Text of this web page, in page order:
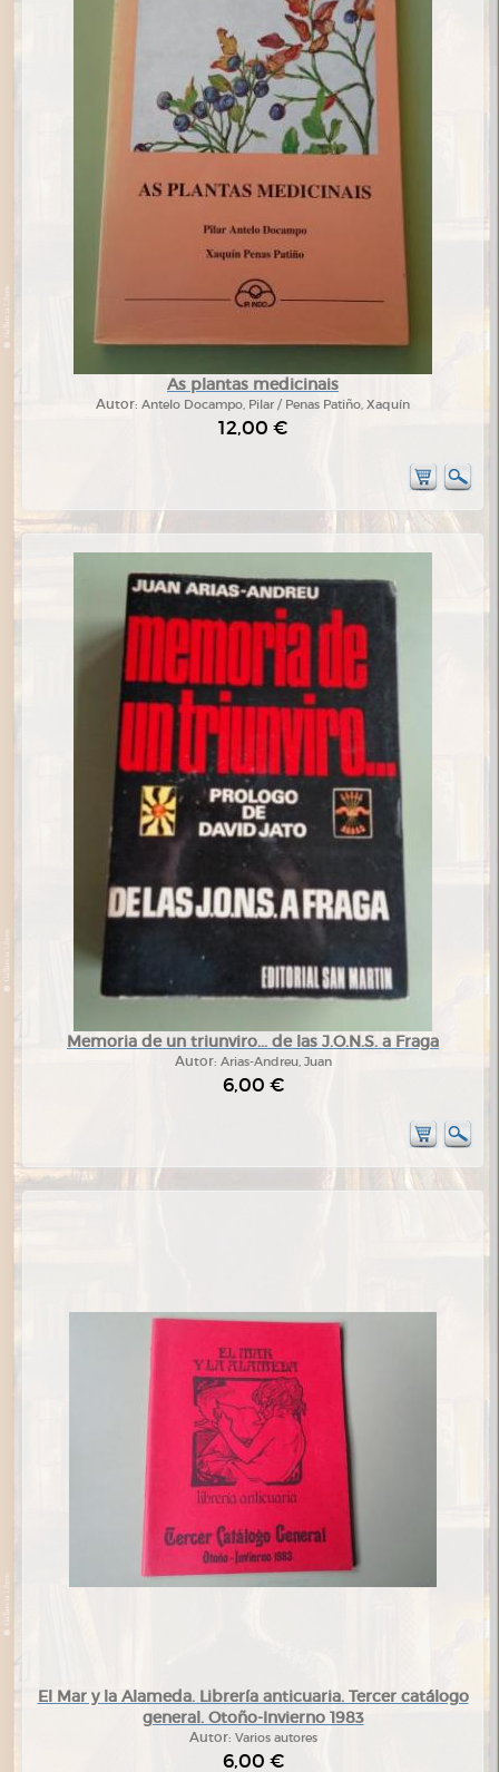
As plantas medicinais
Autor: Antelo Docampo, Pilar / Penas Patiño, Xaquín
12,00 €
Memoria de un triunviro... de las J.O.N.S. a Fraga
Autor: Arias-Andreu, Juan
6,00 €
El Mar y la Alameda. Librería anticuaria. Tercer catálogo
general. Otoño-Invierno 1983
Autor: Varios autores
6,00 €